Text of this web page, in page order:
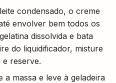
condensado, o creme
envolver bem todos os
dissolvida e bata
do liquidificador, misture
e reserve.
a massa e leve à geladeira